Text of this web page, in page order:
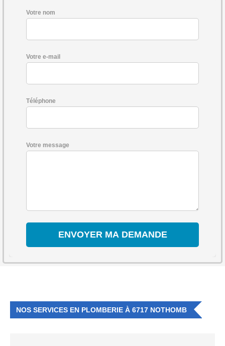
Votre nom
Votre e-mail
Téléphone
Votre message
NOS SERVICES EN PLOMBERIE À 6717 NOTHOMB